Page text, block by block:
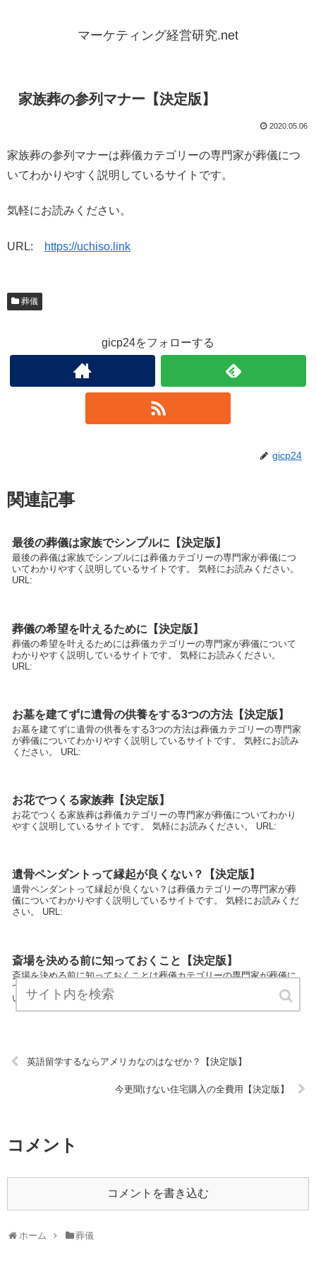
マーケティング経営研究.net
家族葬の参列マナー【決定版】
2020.05.06
家族葬の参列マナーは葬儀カテゴリーの専門家が葬儀につ
いてわかりやすく説明しているサイトです。
気軽にお読みください。
URL: https://uchiso.link
葬儀
gicp24をフォローする
gicp24
関連記事
最後の葬儀は家族でシンプルに【決定版】
最後の葬儀は家族でシンプルには葬儀カテゴリーの専門家が葬儀につ
いてわかりやすく説明しているサイトです。 気軽にお読みください。
URL:
葬儀の希望を叶えるために【決定版】
葬儀の希望を叶えるためには葬儀カテゴリーの専門家が葬儀について
わかりやすく説明しているサイトです。 気軽にお読みください。
URL:
お墓を建てずに遺骨の供養をする3つの方法【決定版】
お墓を建てずに遺骨の供養をする3つの方法は葬儀カテゴリーの専門家
が葬儀についてわかりやすく説明しているサイトです。 気軽にお読み
ください。 URL:
お花でつくる家族葬【決定版】
お花でつくる家族葬は葬儀カテゴリーの専門家が葬儀についてわかり
やすく説明しているサイトです。 気軽にお読みください。 URL:
遺骨ペンダントって縁起が良くない？【決定版】
遺骨ペンダントって縁起が良くない？は葬儀カテゴリーの専門家が葬
儀についてわかりやすく説明しているサイトです。 気軽にお読みくだ
さい。 URL:
斎場を決める前に知っておくこと【決定版】
斎場を決める前に知っておくことは葬儀カテゴリーの専門家が葬儀に
ついてわかりやすく説明しているサイトです。 気軽にお読みくださ
い。 URL:
英語留学するならアメリカなのはなぜか？【決定版】
今更聞けない住宅購入の全費用【決定版】
コメント
コメントを書き込む
ホーム 葬儀